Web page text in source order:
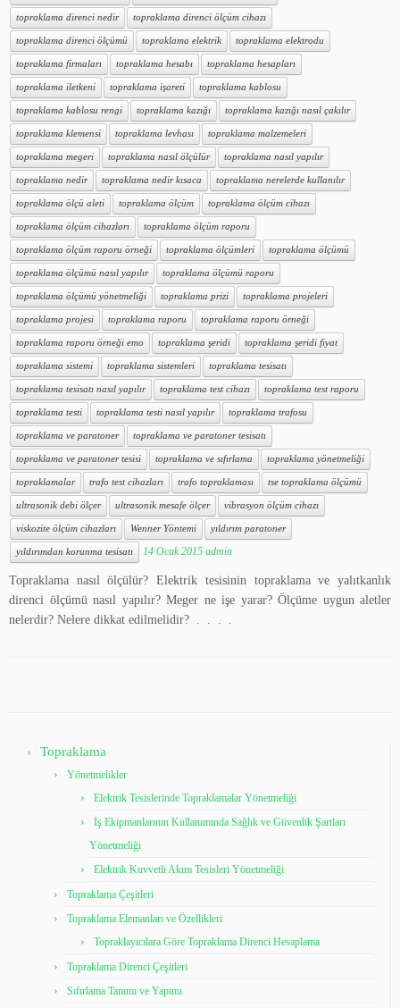
topraklama direnci nedir topraklama direnci ölçüm cihazı
topraklama direnci ölçümü topraklama elektrik topraklama elektrodu
topraklama firmaları topraklama hesabı topraklama hesapları
topraklama iletkeni topraklama işareti topraklama kablosu
topraklama kablosu rengi topraklama kazığı topraklama kazığı nasıl çakılır
topraklama klemensi topraklama levhası topraklama malzemeleri
topraklama megeri topraklama nasıl ölçülür topraklama nasıl yapılır
topraklama nedir topraklama nedir kısaca topraklama nerelerde kullanılır
topraklama ölçü aleti topraklama ölçüm topraklama ölçüm cihazı
topraklama ölçüm cihazları topraklama ölçüm raporu
topraklama ölçüm raporu örneği topraklama ölçümleri topraklama ölçümü
topraklama ölçümü nasıl yapılır topraklama ölçümü raporu
topraklama ölçümü yönetmeliği topraklama prizi topraklama projeleri
topraklama projesi topraklama raporu topraklama raporu örneği
topraklama raporu örneği emo topraklama şeridi topraklama şeridi fiyat
topraklama sistemi topraklama sistemleri topraklama tesisatı
topraklama tesisatı nasıl yapılır topraklama test cihazı topraklama test raporu
topraklama testi topraklama testi nasıl yapılır topraklama trafosu
topraklama ve paratoner topraklama ve paratoner tesisatı
topraklama ve paratoner tesisi topraklama ve sıfırlama topraklama yönetmeliği
topraklamalar trafo test cihazları trafo topraklaması tse topraklama ölçümü
ultrasonik debi ölçer ultrasonik mesafe ölçer vibrasyon ölçüm cihazı
viskozite ölçüm cihazları Wenner Yöntemi yıldırım paratoner
yıldırımdan korunma tesisatı 14 Ocak 2015 admin
Topraklama nasıl ölçülür? Elektrik tesisinin topraklama ve yalıtkanlık
direnci ölçümü nasıl yapılır? Meger ne işe yarar? Ölçüme uygun aletler
nelerdir? Nelere dikkat edilmelidir? . . . .
Topraklama
Yönetmelikler
Elektrik Tesislerinde Topraklamalar Yönetmeliği
İş Ekipmanlarının Kullanımında Sağlık ve Güvenlik Şartları
Yönetmeliği
Elektrik Kuvvetli Akım Tesisleri Yönetmeliği
Topraklama Çeşitleri
Topraklama Elemanları ve Özellikleri
Topraklayıcılara Göre Topraklama Direnci Hesaplama
Topraklama Direnci Çeşitleri
Sıfırlama Tanımı ve Yapımı